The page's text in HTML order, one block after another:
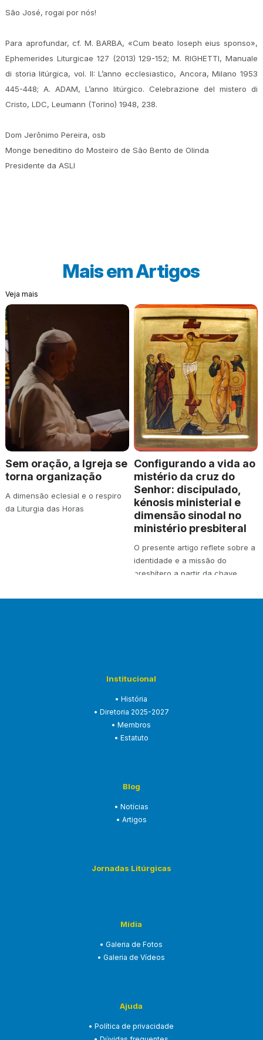
São José, rogai por nós!
Para aprofundar, cf. M. BARBA, «Cum beato Ioseph eius sponso»,
Ephemerides Liturgicae 127 (2013) 129-152; M. RIGHETTI, Manuale
di storia litúrgica, vol. II: L’anno ecclesiastico, Ancora, Milano 1953
445-448; A. ADAM, L’anno litúrgico. Celebrazione del mistero di
Cristo, LDC, Leumann (Torino) 1948, 238.
Dom Jerônimo Pereira, osb
Monge beneditino do Mosteiro de São Bento de Olinda
Presidente da ASLI
Mais emArtigos
Veja mais
Sem oração, a Igreja se
torna organização
A dimensão eclesial e o respiro
da Liturgia das Horas
Configurando a vida ao
mistério da cruz do
Senhor: discipulado,
kénosis ministerial e
dimensão sinodal no
ministério presbiteral
O presente artigo reflete sobre a
identidade e a missão do
presbítero a partir da chave
Institucional
• História
• Diretoria 2025-2027
• Membros
• Estatuto
Blog
• Notícias
• Artigos
Jornadas Litúrgicas
Mídia
• Galeria de Fotos
• Galeria de Vídeos
Ajuda
• Política de privacidade